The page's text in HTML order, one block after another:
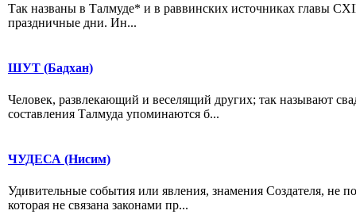
Так названы в Талмуде* и в раввинских источниках главы
праздничные дни. Ин...
ШУТ (Бадхан)
Человек, развлекающий и веселящий других; так называют
составления Талмуда упоминаются б...
ЧУДЕСА (Нисим)
Удивительные события или явления, знамения Создателя,
которая не связана законами пр...